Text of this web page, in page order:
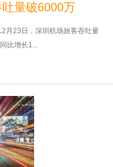
量破6000万
月23日，深圳机场旅客吞吐量
比增长1...